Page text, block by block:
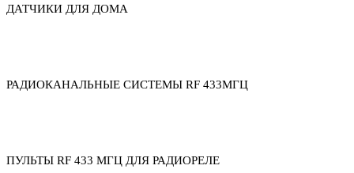
ДАТЧИКИ ДЛЯ ДОМА
РАДИОКАНАЛЬНЫЕ СИСТЕМЫ RF 433МГЦ
ПУЛЬТЫ RF 433 МГЦ ДЛЯ РАДИОРЕЛЕ